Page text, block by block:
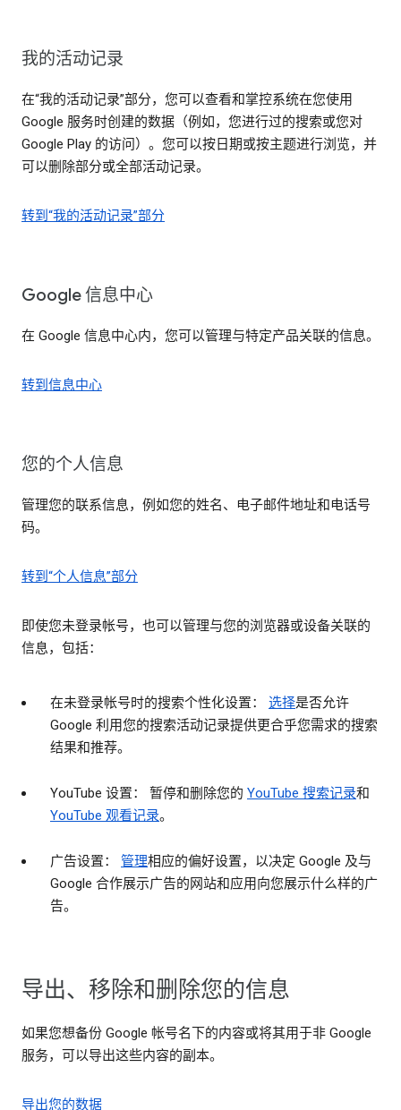
我的活动记录
在“我的活动记录”部分，您可以查看和掌控系统在您使用
Google 服务时创建的数据（例如，您进行过的搜索或您对
Google Play 的访问）。您可以按日期或按主题进行浏览，并
可以删除部分或全部活动记录。
转到“我的活动记录”部分
Google 信息中心
在 Google 信息中心内，您可以管理与特定产品关联的信息。
转到信息中心
您的个人信息
管理您的联系信息，例如您的姓名、电子邮件地址和电话号
码。
转到“个人信息”部分
即使您未登录帐号，也可以管理与您的浏览器或设备关联的
信息，包括：
在未登录帐号时的搜索个性化设置： 选择是否允许
Google 利用您的搜索活动记录提供更合乎您需求的搜索
结果和推荐。
YouTube 设置： 暂停和删除您的 YouTube 搜索记录和
YouTube 观看记录。
广告设置： 管理相应的偏好设置，以决定 Google 及与
Google 合作展示广告的网站和应用向您展示什么样的广
告。
导出、移除和删除您的信息
如果您想备份 Google 帐号名下的内容或将其用于非 Google
服务，可以导出这些内容的副本。
导出您的数据